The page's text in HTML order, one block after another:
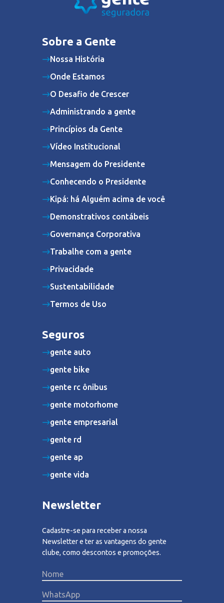
Sobre a Gente
Nossa História
Onde Estamos
O Desafio de Crescer
Administrando a gente
Princípios da Gente
Vídeo Institucional
Mensagem do Presidente
Conhecendo o Presidente
Kipá: há Alguém acima de você
Demonstrativos contábeis
Governança Corporativa
Trabalhe com a gente
Privacidade
Sustentabilidade
Termos de Uso
Seguros
gente auto
gente bike
gente rc ônibus
gente motorhome
gente empresarial
gente rd
gente ap
gente vida
Newsletter
Cadastre-se para receber a nossa
Newsletter e ter as vantagens do gente
clube, como descontos e promoções.